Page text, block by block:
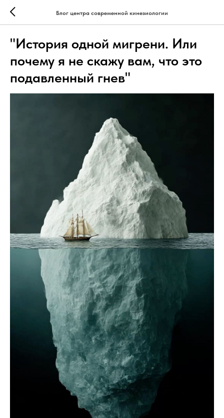
Блог центра современной кинезиологии
"История одной мигрени. Или
почему я не скажу вам, что это
подавленный гнев"